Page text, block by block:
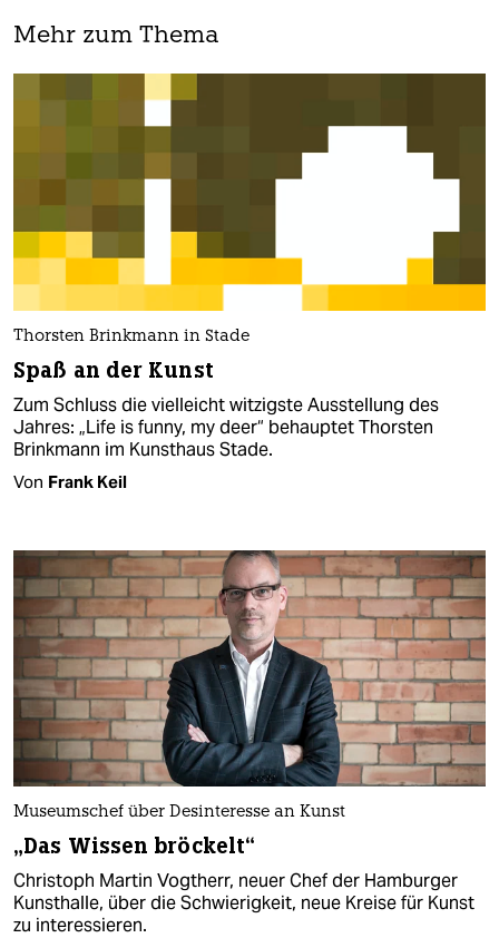
Mehr zum Thema
Thorsten Brinkmann in Stade
Spaß an der Kunst
Zum Schluss die vielleicht witzigste Ausstellung des
Jahres: „Life is funny, my deer“ behauptet Thorsten
Brinkmann im Kunsthaus Stade.
Von Frank Keil
Museumschef über Desinteresse an Kunst
„Das Wissen bröckelt“
Christoph Martin Vogtherr, neuer Chef der Hamburger
Kunsthalle, über die Schwierigkeit, neue Kreise für Kunst
zu interessieren.